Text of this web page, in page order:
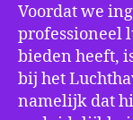
Voordat we
professioneel
bieden heeft,
bij het
namelijk dat